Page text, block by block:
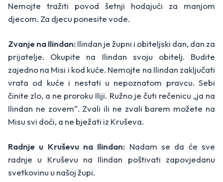
Nemojte tražiti povod šetnji hodajući za manjom
djecom. Za djecu ponesite vode.
Zvanje na Ilindan:Ilindan je župni i obiteljski dan, dan za
prijatelje. Okupite na Ilindan svoju obitelj. Budite
zajedno na Misi i kod kuće. Nemojte na Ilindan zaključati
vrata od kuće i nestati u nepoznatom pravcu. Sebi
činite zlo, a ne proroku Iliji. Ružno je čuti rečenicu „ja na
Ilindan ne zovem“. Zvali ili ne zvali barem možete na
Misu svi doći, a ne bježati iz Kruševa.
Radnje u Kruševu na Ilindan: Nadam se da će sve
radnje u Kruševu na Ilindan poštivati zapovjedanu
svetkovinu u našoj župi.